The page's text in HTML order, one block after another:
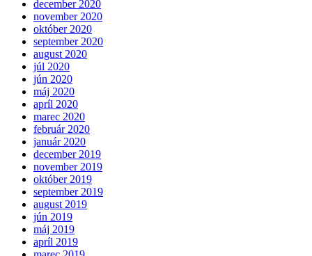
december 2020
november 2020
október 2020
september 2020
august 2020
júl 2020
jún 2020
máj 2020
apríl 2020
marec 2020
február 2020
január 2020
december 2019
november 2019
október 2019
september 2019
august 2019
jún 2019
máj 2019
apríl 2019